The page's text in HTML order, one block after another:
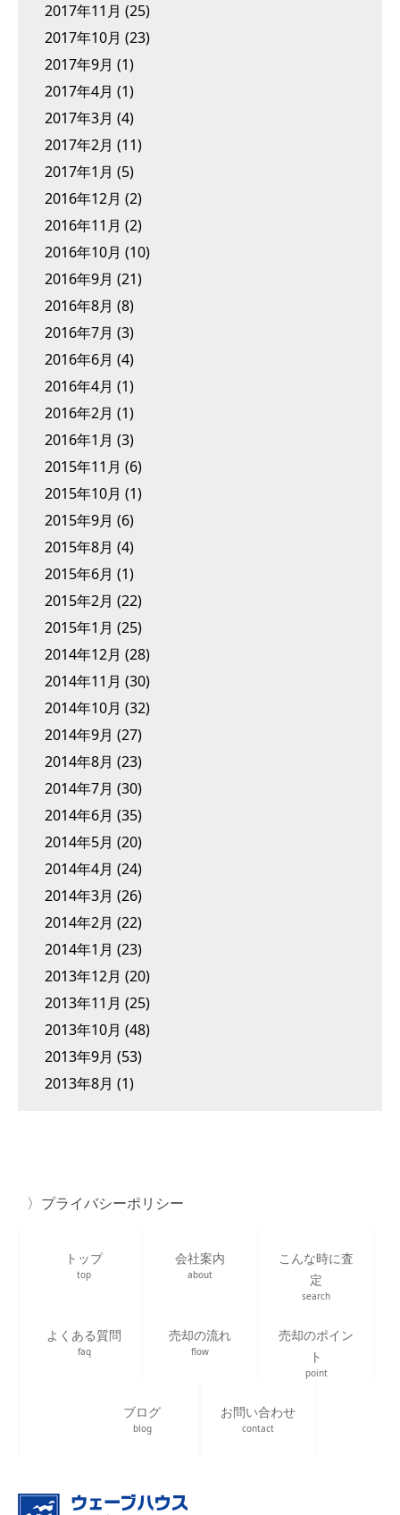
2017年11月 (25)
2017年10月 (23)
2017年9月 (1)
2017年4月 (1)
2017年3月 (4)
2017年2月 (11)
2017年1月 (5)
2016年12月 (2)
2016年11月 (2)
2016年10月 (10)
2016年9月 (21)
2016年8月 (8)
2016年7月 (3)
2016年6月 (4)
2016年4月 (1)
2016年2月 (1)
2016年1月 (3)
2015年11月 (6)
2015年10月 (1)
2015年9月 (6)
2015年8月 (4)
2015年6月 (1)
2015年2月 (22)
2015年1月 (25)
2014年12月 (28)
2014年11月 (30)
2014年10月 (32)
2014年9月 (27)
2014年8月 (23)
2014年7月 (30)
2014年6月 (35)
2014年5月 (20)
2014年4月 (24)
2014年3月 (26)
2014年2月 (22)
2014年1月 (23)
2013年12月 (20)
2013年11月 (25)
2013年10月 (48)
2013年9月 (53)
2013年8月 (1)
プライバシーポリシー
トップ
top
会社案内
about
こんな時に査
定
search
よくある質問
faq
売却の流れ
flow
売却のポイン
ト
point
ブログ
blog
お問い合わせ
contact